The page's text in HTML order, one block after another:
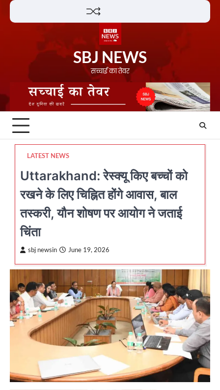
Skip
SBJ NEWS
सच्चाई का तेवर
LATEST NEWS
Uttarakhand: रेस्क्यू किए बच्चों को
रखने के लिए चिह्नित होंगे आवास, बाल
तस्करी, यौन शोषण पर आयोग ने जताई
चिंता
sbj newsin June 19, 2026